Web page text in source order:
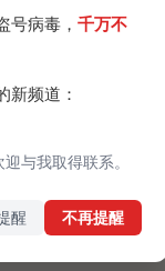
号病毒， 千万不
新频道：
与我取得联系。
醒 不再提醒